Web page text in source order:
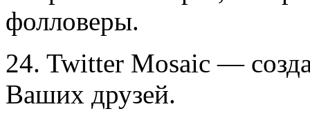
фолловеры.
24. Twitter Mosaic —
Ваших друзей.